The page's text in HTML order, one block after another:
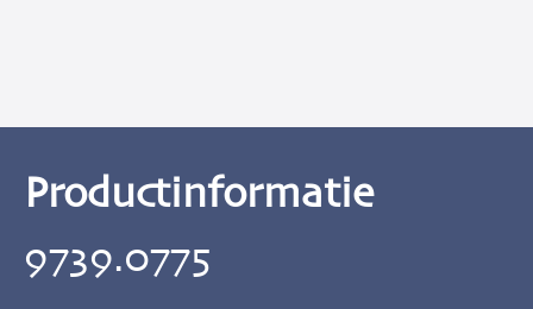
Productinformatie
9739.0775